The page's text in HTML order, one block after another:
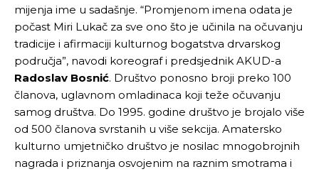
mijenja ime u sadašnje. “Promjenom imena odata je
počast Miri Lukač za sve ono što je učinila na očuvanju
tradicije i afirmaciji kulturnog bogatstva drvarskog
područja”, navodi koreograf i predsjednik AKUD-a
Radoslav Bosnić. Društvo ponosno broji preko 100
članova, uglavnom omladinaca koji teže očuvanju
samog društva. Do 1995. godine društvo je brojalo više
od 500 članova svrstanih u više sekcija. Amatersko
kulturno umjetničko društvo je nosilac mnogobrojnih
nagrada i priznanja osvojenim na raznim smotrama i